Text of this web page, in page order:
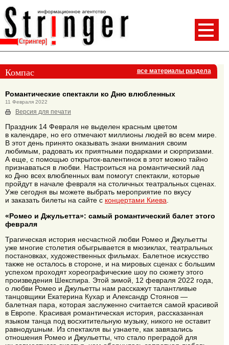
Компас все материалы раздела
Романтические спектакли ко Дню влюбленных
11 Февраля 2022
Версия для печати
Праздник 14 Февраля не выделен красным цветом
в календаре, но его отмечают миллионы людей во всем мире.
В этот день принято оказывать знаки внимания своим
любимым, радовать их приятными подарками и сюрпризами.
А еще, с помощью открыток-валентинок в этот можно тайно
признаваться в любви. Настроиться на романтический лад
ко Дню всех влюбленных вам помогут спектакли, которые
пройдут в начале февраля на столичных театральных сценах.
Уже сегодня вы можете выбрать мероприятие по вкусу
и заказать билеты на сайте с концертами Киева.
«Ромео и Джульетта»: самый романтический балет этого
февраля
Трагическая история несчастной любви Ромео и Джульетты
уже многие столетия обыгрывается в мюзиклах, театральных
постановках, художественных фильмах. Балетное искусство
также не осталось в стороне, и на мировых сценах с большим
успехом проходят хореографические шоу по сюжету этого
произведения Шекспира. Этой зимой, 12 февраля 2022 года,
о любви Ромео и Джульетты нам расскажут талантливые
танцовщики Екатерина Кухар и Александр Стоянов —
балетная пара, которая заслуженно считается самой красивой
в Европе. Красивая романтическая история, рассказанная
языком танца под восхитительную музыку, никого не оставит
равнодушным. Из спектакля вы узнаете, как завязались
отношения Ромео и Джульетты, что стало преградой для